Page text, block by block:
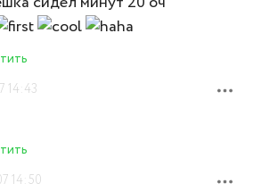
14:43
14:50